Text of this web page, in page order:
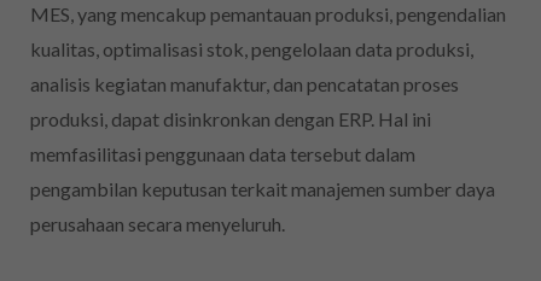
MES, yang mencakup pemantauan produksi, pengendalian
kualitas, optimalisasi stok, pengelolaan data produksi,
analisis kegiatan manufaktur, dan pencatatan proses
produksi, dapat disinkronkan dengan ERP. Hal ini
memfasilitasi penggunaan data tersebut dalam
pengambilan keputusan terkait manajemen sumber daya
perusahaan secara menyeluruh.